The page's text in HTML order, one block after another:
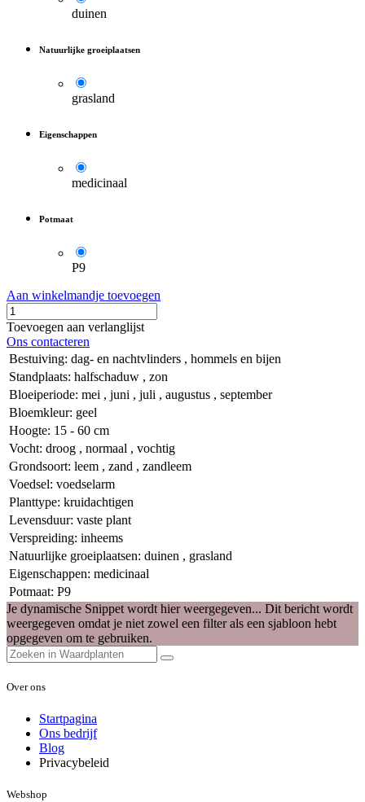
duinen
Natuurlijke groeiplaatsen
grasland
Eigenschappen
medicinaal
Potmaat
P9
Aan winkelmandje toevoegen
Toevoegen aan verlanglijst
Ons contacteren
Bestuiving: dag- en nachtvlinders , hommels en bijen
Standplaats: halfschaduw , zon
Bloeiperiode: mei , juni , juli , augustus , september
Bloemkleur: geel
Hoogte: 15 - 60 cm
Vocht: droog , normaal , vochtig
Grondsoort: leem , zand , zandleem
Voedsel: voedselarm
Planttype: kruidachtigen
Levensduur: vaste plant
Verspreiding: inheems
Natuurlijke groeiplaatsen: duinen , grasland
Eigenschappen: medicinaal
Potmaat: P9
Je dynamische Snippet wordt hier weergegeven... Dit bericht wordt
weergegeven omdat je niet zowel een filter als een sjabloon hebt
opgegeven om te gebruiken.
Over ons
Startpagina
Ons bedrijf
Blog
Privacybeleid
Webshop